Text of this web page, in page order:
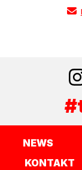
NEWS
KONTAKT